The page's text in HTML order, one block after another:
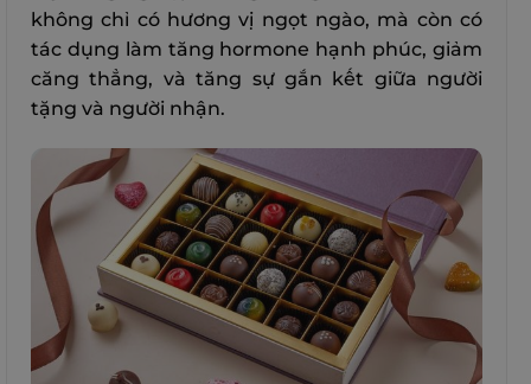
không chỉ có hương vị ngọt ngào, mà còn có
tác dụng làm tăng hormone hạnh phúc, giảm
căng thẳng, và tăng sự gắn kết giữa người
tặng và người nhận.